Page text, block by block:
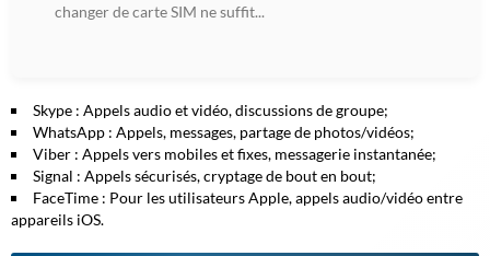
changer de carte SIM ne suffit...
Skype : Appels audio et vidéo, discussions de groupe;
WhatsApp : Appels, messages, partage de photos/vidéos;
Viber : Appels vers mobiles et fixes, messagerie instantanée;
Signal : Appels sécurisés, cryptage de bout en bout;
FaceTime : Pour les utilisateurs Apple, appels audio/vidéo entre
appareils iOS.